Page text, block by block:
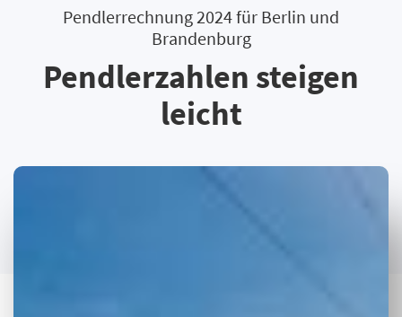
Pendlerrechnung 2024 für Berlin und
Brandenburg
Pendlerzahlen steigen
leicht